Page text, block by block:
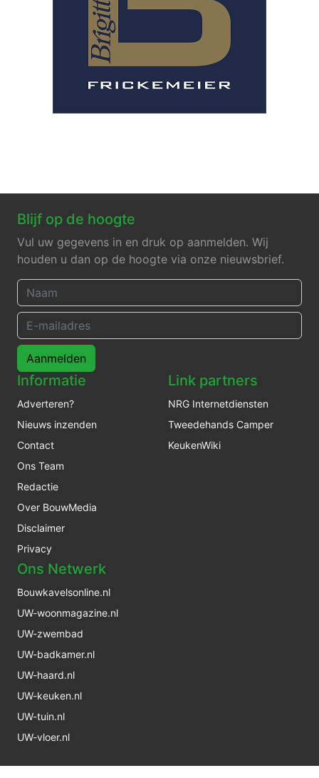
Blijf op de hoogte
Vul uw gegevens in en druk op aanmelden. Wij
houden u dan op de hoogte via onze nieuwsbrief.
Aanmelden
Informatie
Adverteren?
Nieuws inzenden
Contact
Ons Team
Redactie
Over BouwMedia
Disclaimer
Privacy
Link partners
NRG Internetdiensten
Tweedehands Camper
KeukenWiki
Ons Netwerk
Bouwkavelsonline.nl
UW-woonmagazine.nl
UW-zwembad
UW-badkamer.nl
UW-haard.nl
UW-keuken.nl
UW-tuin.nl
UW-vloer.nl